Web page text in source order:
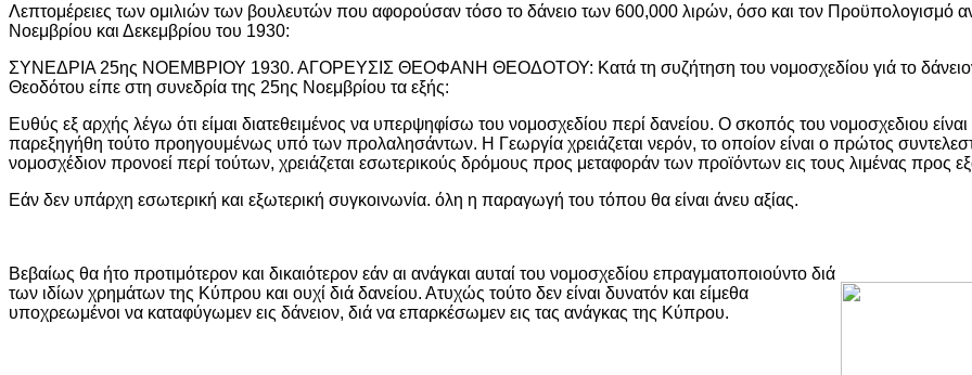
Λεπτομέρειες των ομιλιών των βουλευτών που αφορούσαν τόσο το δάνειο των 600,000 λιρών, όσο και τον Προϋπολογισμό
Νοεμβρίου και Δεκεμβρίου του 1930:
ΣΥΝΕΔΡΙΑ 25ης ΝΟΕΜΒΡΙΟΥ 1930. ΑΓΟΡΕΥΣΙΣ ΘΕΟΦΑΝΗ ΘΕΟΔΟΤΟΥ: Κατά τη συζήτηση του νομοσχεδίου γιά το δάνειον
Θεοδότου είπε στη συνεδρία της 25ης Νοεμβρίου τα εξής:
Ευθύς εξ αρχής λέγω ότι είμαι διατεθειμένος να υπερψηφίσω του νομοσχεδίου περί δανείου. Ο σκοπός του νομοσχεδιου
παρεξηγήθη τούτο προηγουμένως υπό των προλαλησάντων. Η Γεωργία χρειάζεται νερόν, το οποίον είναι ο πρώτος
νομοσχέδιον προνοεί περί τούτων, χρειάζεται εσωτερικούς δρόμους προς μεταφοράν των προϊόντων εις τους λιμένας προς
Εάν δεν υπάρχη εσωτερική και εξωτερική συγκοινωνία. όλη η παραγωγή του τόπου θα είναι άνευ αξίας.
Βεβαίως θα ήτο προτιμότερον και δικαιότερον εάν αι ανάγκαι αυταί του νομοσχεδίου επραγματοποιούντο διά
των ιδίων χρημάτων της Κύπρου και ουχί διά δανείου. Ατυχώς τούτο δεν είναι δυνατόν και είμεθα
υποχρεωμένοι να καταφύγωμεν εις δάνειον, διά να επαρκέσωμεν εις τας ανάγκας της Κύπρου.